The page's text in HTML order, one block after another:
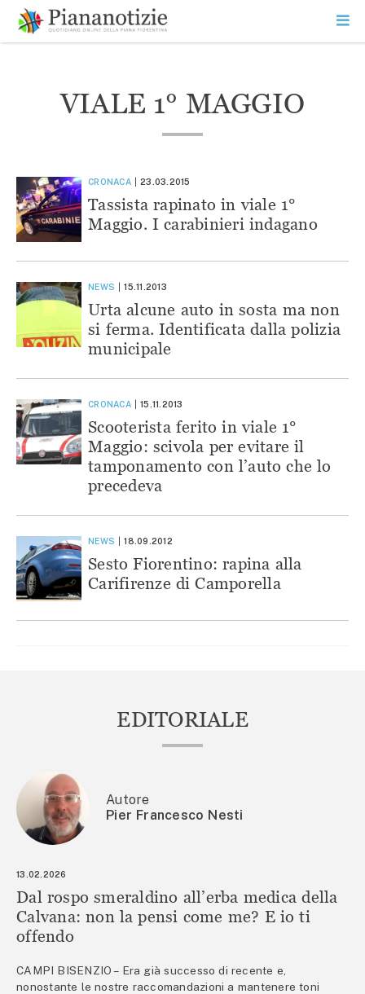
contenuto
SEARCH
VIALE 1° MAGGIO
CRONACA 23.03.2015
Tassista rapinato in viale 1°
Maggio. I carabinieri indagano
NEWS 15.11.2013
Urta alcune auto in sosta ma non
si ferma. Identificata dalla polizia
municipale
CRONACA 15.11.2013
Scooterista ferito in viale 1°
Maggio: scivola per evitare il
tamponamento con l’auto che lo
precedeva
NEWS 18.09.2012
Sesto Fiorentino: rapina alla
Carifirenze di Camporella
EDITORIALE
Autore
Pier Francesco Nesti
13.02.2026
Dal rospo smeraldino all’erba medica della
Calvana: non la pensi come me? E io ti
offendo
CAMPI BISENZIO – Era già successo di recente e,
nonostante le nostre raccomandazioni a mantenere toni